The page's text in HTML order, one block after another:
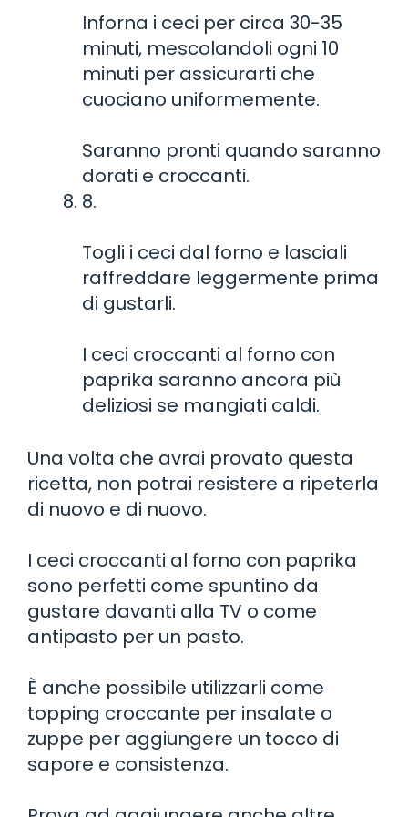
Inforna i ceci per circa 30-35
minuti, mescolandoli ogni 10
minuti per assicurarti che
cuociano uniformemente.
Saranno pronti quando saranno
dorati e croccanti.
8.
Togli i ceci dal forno e lasciali
raffreddare leggermente prima
di gustarli.
I ceci croccanti al forno con
paprika saranno ancora più
deliziosi se mangiati caldi.
Una volta che avrai provato questa
ricetta, non potrai resistere a ripeterla
di nuovo e di nuovo.
I ceci croccanti al forno con paprika
sono perfetti come spuntino da
gustare davanti alla TV o come
antipasto per un pasto.
È anche possibile utilizzarli come
topping croccante per insalate o
zuppe per aggiungere un tocco di
sapore e consistenza.